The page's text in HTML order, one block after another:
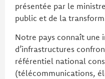
présentée par le
public et de la
Notre pays connaît une
d’infrastructures
référentiel national
(télécommunications,